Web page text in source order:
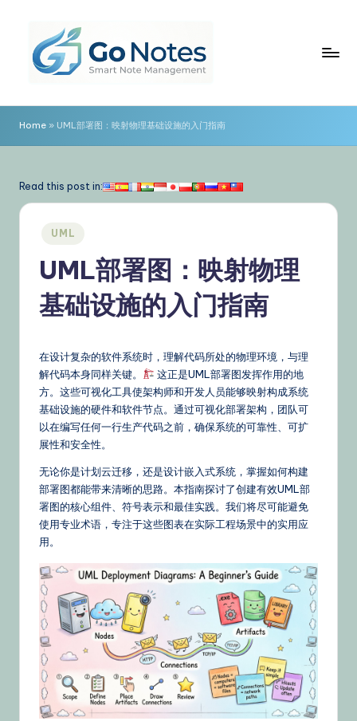
content
o
N
t
简
体
文
–
A
K
o
w
le
e,
Ti
Home » UML部署图：映射物理基础设施的入门指南
Read this post in:
Posted
UML
UML部署图：映射物理
基础设施的入门指南
在设计复杂的软件系统时，理解代码所处的物理环境，与理
解代码本身同样关键。
这正是UML部署图发挥作用的地
方。这些可视化工具使架构师和开发人员能够映射构成系统
基础设施的硬件和软件节点。通过可视化部署架构，团队可
以在编写任何一行生产代码之前，确保系统的可靠性、可扩
展性和安全性。
无论你是计划云迁移，还是设计嵌入式系统，掌握如何构建
部署图都能带来清晰的思路。本指南探讨了创建有效UML部
署图的核心组件、符号表示和最佳实践。我们将尽可能避免
使用专业术语，专注于这些图表在实际工程场景中的实用应
用。